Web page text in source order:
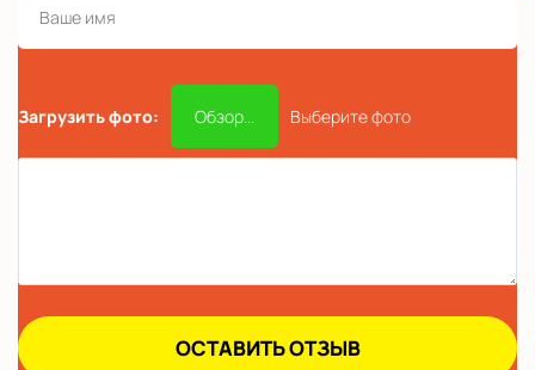
Загрузить фото: Обзор... Выберите фото